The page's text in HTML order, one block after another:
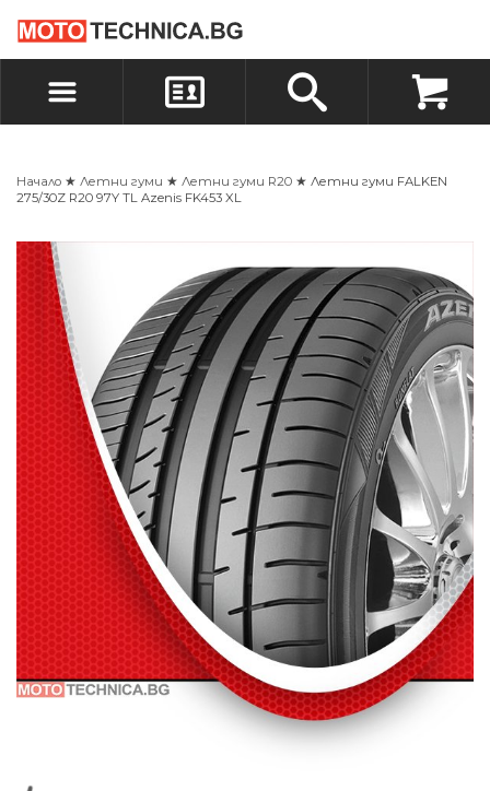
ВХОД
БЪРЗА ПОРЪЧКА ПОРЪЧКА
Начало ★ Летни гуми ★ Летни гуми R20 ★ Летни гуми FALKEN
275/30Z R20 97Y TL Azenis FK453 XL